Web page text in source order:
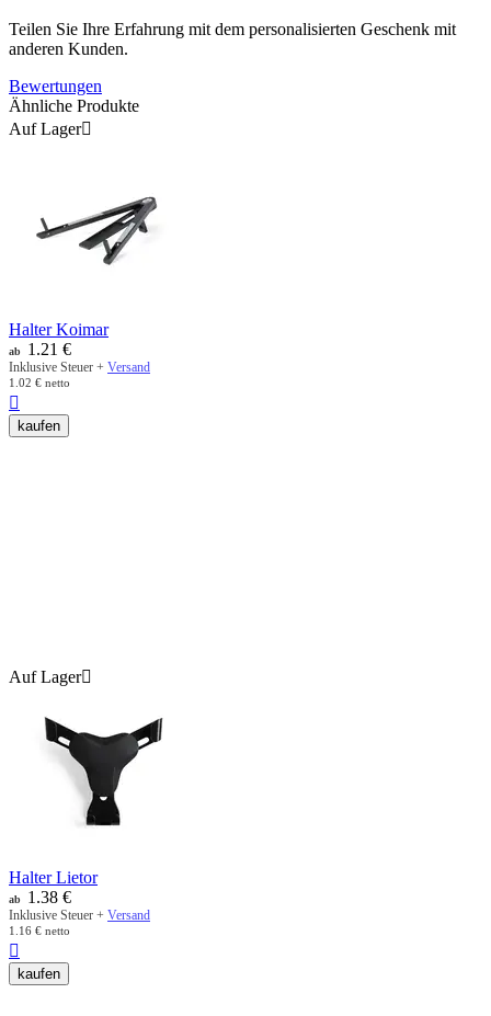
Teilen Sie Ihre Erfahrung mit dem personalisierten Geschenk mit
anderen Kunden.
Bewertungen
Ähnliche Produkte
Auf Lager
Halter Koimar
ab 1.21 €
Inklusive Steuer + Versand
1.02 € netto

kaufen
Auf Lager
Halter Lietor
ab 1.38 €
Inklusive Steuer + Versand
1.16 € netto

kaufen